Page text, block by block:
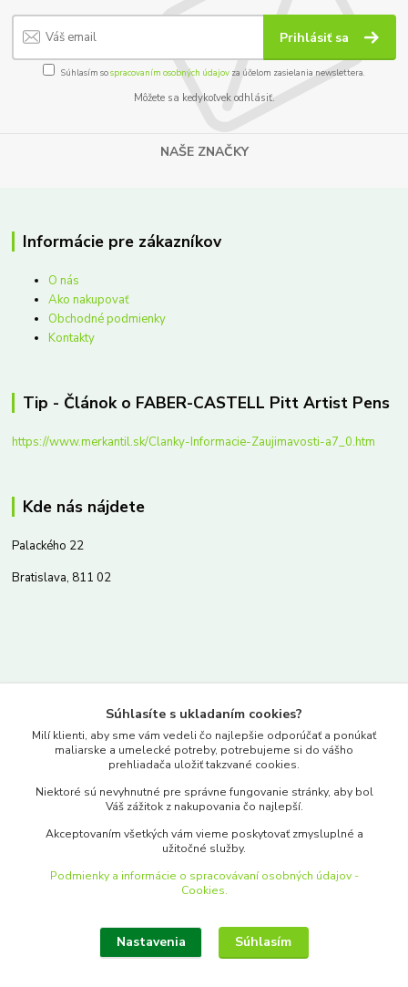
Prihlásiť sa
Súhlasím sospracovaním osobných údajov za účelom zasielania newslettera.
Môžete sa kedykoľvek odhlásiť.
NAŠE ZNAČKY
Informácie pre zákazníkov
O nás
Ako nakupovať
Obchodné podmienky
Kontakty
Tip - Článok o FABER-CASTELL Pitt Artist Pens
https://www.merkantil.sk/Clanky-Informacie-Zaujimavosti-a7_0.htm
Kde nás nájdete
Palackého 22
Bratislava, 811 02
www.merkantil.sk
Pondelok-Piatok: 9.00-17.00hod.
objednavky@merkantil-obchod.sk
Upraviť zber cookies.
Súhlasíte s ukladaním cookies?
Milí klienti, aby sme vám vedeli čo najlepšie odporúčať a ponúkať
maliarske a umelecké potreby, potrebujeme si do vášho
prehliadača uložiť takzvané cookies.
Niektoré sú nevyhnutné pre správne fungovanie stránky, aby bol
Váš zážitok z nakupovania čo najlepší.
Akceptovaním všetkých vám vieme poskytovať zmysluplné a
užitočné služby.
Podmienky a informácie o spracovávaní osobných údajov -
Cookies.
Nastavenia Súhlasím